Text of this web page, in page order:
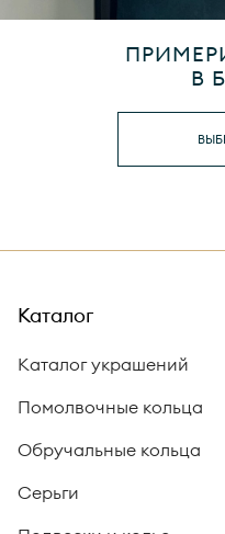
В
Каталог
Каталог украшений
Помолвочные кольца
Обручальные кольца
Серьги